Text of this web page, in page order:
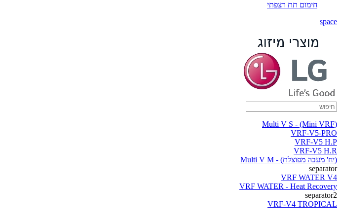
חימום תת רצפתי
space
(Multi V S - (Mini VRF
VRF-V5-PRO
VRF-V5 H.P
VRF-V5 H.R
(יח' מעבה מפוצלת) - Multi V M
separator
VRF WATER V4
VRF WATER - Heat Recovery
separator2
VRF-V4 TROPICAL